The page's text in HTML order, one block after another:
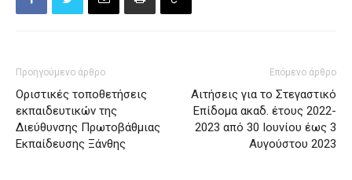
Προηγούμενο άρθρο
Οριστικές τοποθετήσεις
εκπαιδευτικών της
Διεύθυνσης Πρωτοβάθμιας
Εκπαίδευσης Ξάνθης
Επόμενο άρθρο
Αιτήσεις για το Στεγαστικό
Επίδομα ακαδ. έτους 2022-
2023 από 30 Ιουνίου έως 3
Αυγούστου 2023